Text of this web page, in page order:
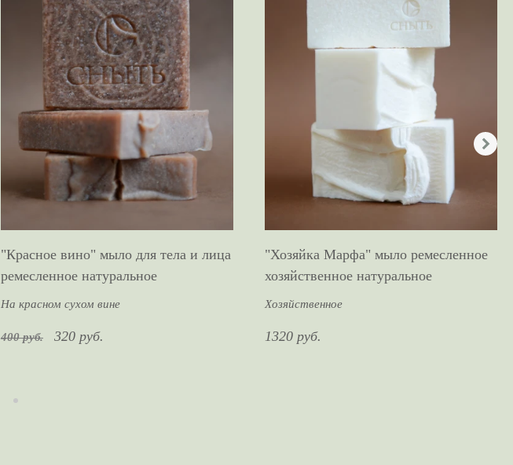
"Красное вино" мыло для тела и лица
ремесленное натуральное
На красном сухом вине
400 руб. 320 руб.
"Хозяйка Марфа" мыло ремесленное
хозяйственное натуральное
Хозяйственное
1320 руб.